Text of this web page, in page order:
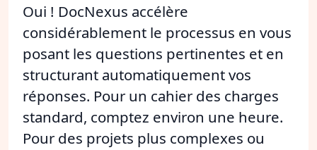
Oui ! DocNexus accélère
considérablement le processus en vous
posant les questions pertinentes et en
structurant automatiquement vos
réponses. Pour un cahier des charges
standard, comptez environ une heure.
Pour des projets plus complexes ou